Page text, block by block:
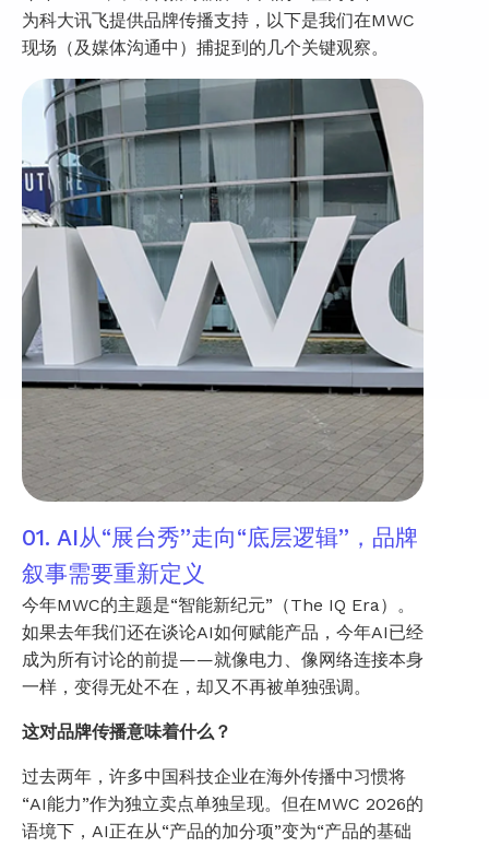
为科大讯飞提供品牌传播支持，以下是我们在MWC
现场（及媒体沟通中）捕捉到的几个关键观察。
01. AI从“展台秀”走向“底层逻辑”，品牌
叙事需要重新定义
今年MWC的主题是“智能新纪元”（The IQ Era）。
如果去年我们还在谈论AI如何赋能产品，今年AI已经
成为所有讨论的前提——就像电力、像网络连接本身
一样，变得无处不在，却又不再被单独强调。
这对品牌传播意味着什么？
过去两年，许多中国科技企业在海外传播中习惯将
“AI能力”作为独立卖点单独呈现。但在MWC 2026的
语境下，AI正在从“产品的加分项”变为“产品的基础